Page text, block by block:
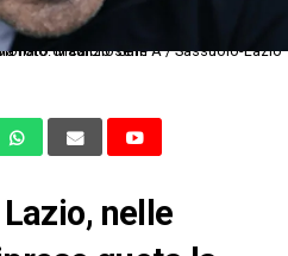
Buffa/Image Sport nella foto: Maurizio Sarri
nelle